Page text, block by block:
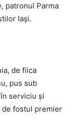
patronul Parma
Iași.
de fiica
pus sub
serviciu și
de fostul premier